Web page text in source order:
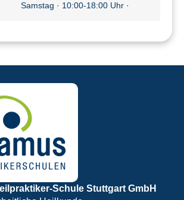
Samstag · 10:00-18:00 Uhr ·
Schule Stuttgart GmbH